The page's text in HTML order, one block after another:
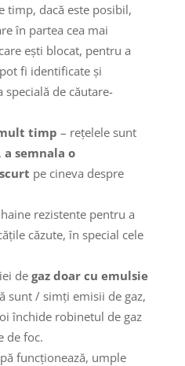
timp, dacă este posibil,
în partea cea mai
ești blocat, pentru a
fi identificate şi
specială de căutare-
timp – rețelele sunt
a semnala o
pe cineva despre
rezistente pentru a
căzute, în special cele
de gaz doar cu emulsie
sunt / simți emisii de gaz,
închide robinetul de gaz
de foc.
funcționează, umple